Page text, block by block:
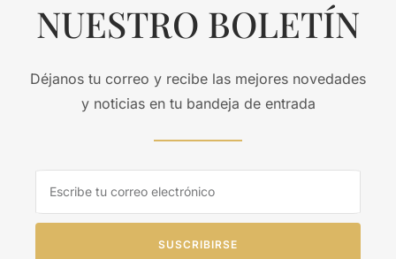
NUESTRO BOLETÍN
Déjanos tu correo y recibe las mejores novedades
y noticias en tu bandeja de entrada
SUSCRIBIRSE